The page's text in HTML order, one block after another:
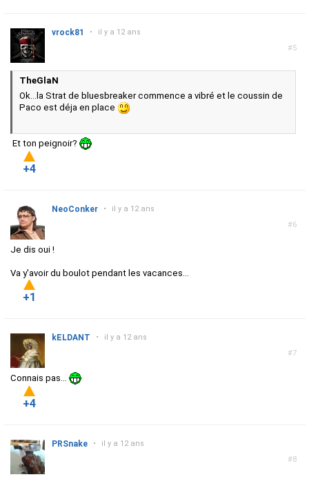
#5
vrock81 • il y a 12 ans
TheGlaN
Ok...la Strat de bluesbreaker commence a vibré et le coussin de
Paco est déja en place
Et ton peignoir?
+4
#6
NeoConker • il y a 12 ans
Je dis oui !
Va y'avoir du boulot pendant les vacances...
+1
#7
kELDANT • il y a 12 ans
Connais pas...
+4
#8
PRSnake • il y a 12 ans